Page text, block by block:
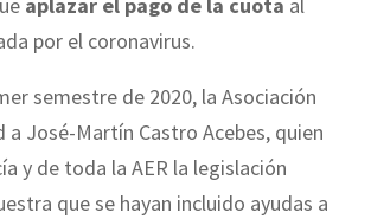
aplazar el pago de la cuota al
por el coronavirus.
semestre de 2020, la Asociación
José-Martín Castro Acebes, quien
y de toda la AER la legislación
que se hayan incluido ayudas a